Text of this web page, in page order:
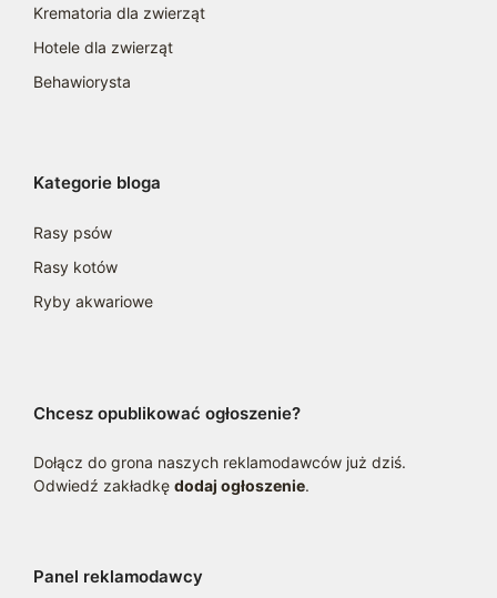
Krematoria dla zwierząt
Hotele dla zwierząt
Behawiorysta
Kategorie bloga
Rasy psów
Rasy kotów
Ryby akwariowe
Chcesz opublikować ogłoszenie?
Dołącz do grona naszych reklamodawców już dziś.
Odwiedź zakładkę dodaj ogłoszenie.
Panel reklamodawcy